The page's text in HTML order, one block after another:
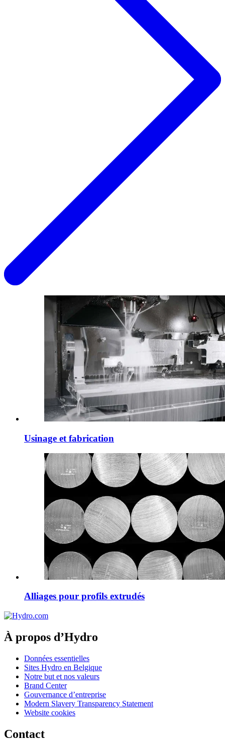
Usinage et fabrication
Alliages pour profils extrudés
À propos d’Hydro
Données essentielles
Sites Hydro en Belgique
Notre but et nos valeurs
Brand Center
Gouvernance d’entreprise
Modern Slavery Transparency Statement
Website cookies
Contact